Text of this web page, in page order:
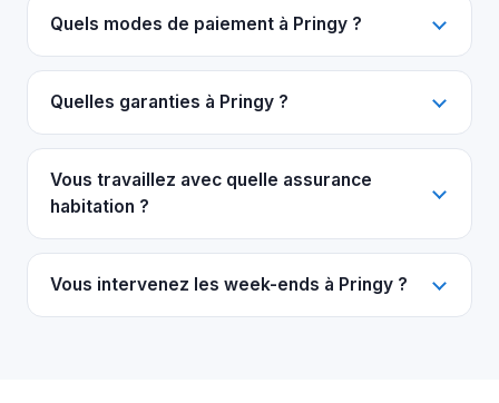
Quels modes de paiement à Pringy ?
Quelles garanties à Pringy ?
Vous travaillez avec quelle assurance
habitation ?
Vous intervenez les week-ends à Pringy ?